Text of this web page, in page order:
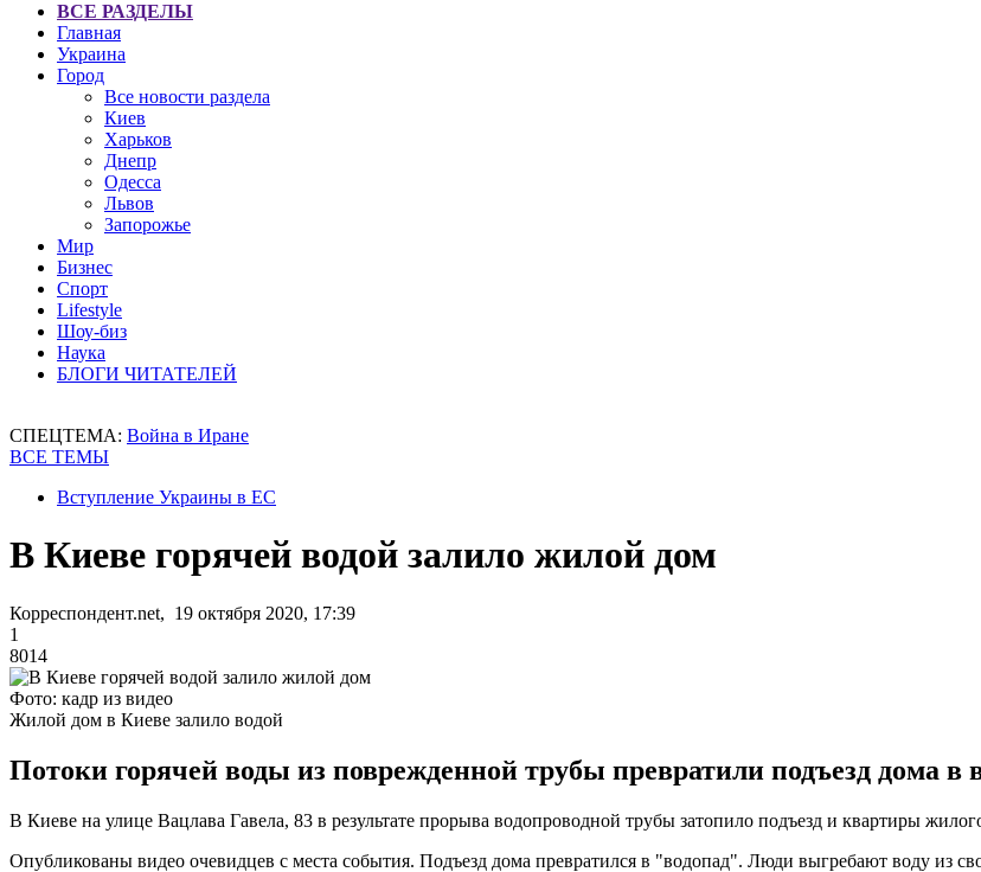
ВСЕ РАЗДЕЛЫ
Главная
Украина
Город
Все новости раздела
Киев
Харьков
Днепр
Одесса
Львов
Запорожье
Мир
Бизнес
Спорт
Lifestyle
Шоу-биз
Наука
БЛОГИ ЧИТАТЕЛЕЙ
СПЕЦТЕМА: Война в Иране
ВСЕ ТЕМЫ
Вступление Украины в ЕС
В Киеве горячей водой залило жилой дом
Корреспондент.net, 19 октября 2020, 17:39
1
8014
Фото: кадр из видео
Жилой дом в Киеве залило водой
Потоки горячей воды из поврежденной трубы превратили подъезд дома
В Киеве на улице Вацлава Гавела, 83 в результате прорыва водопроводной трубы затопило подъезд и квартиры
Опубликованы видео очевидцев с места события. Подъезд дома превратился в "водопад". Люди выгребают воду из